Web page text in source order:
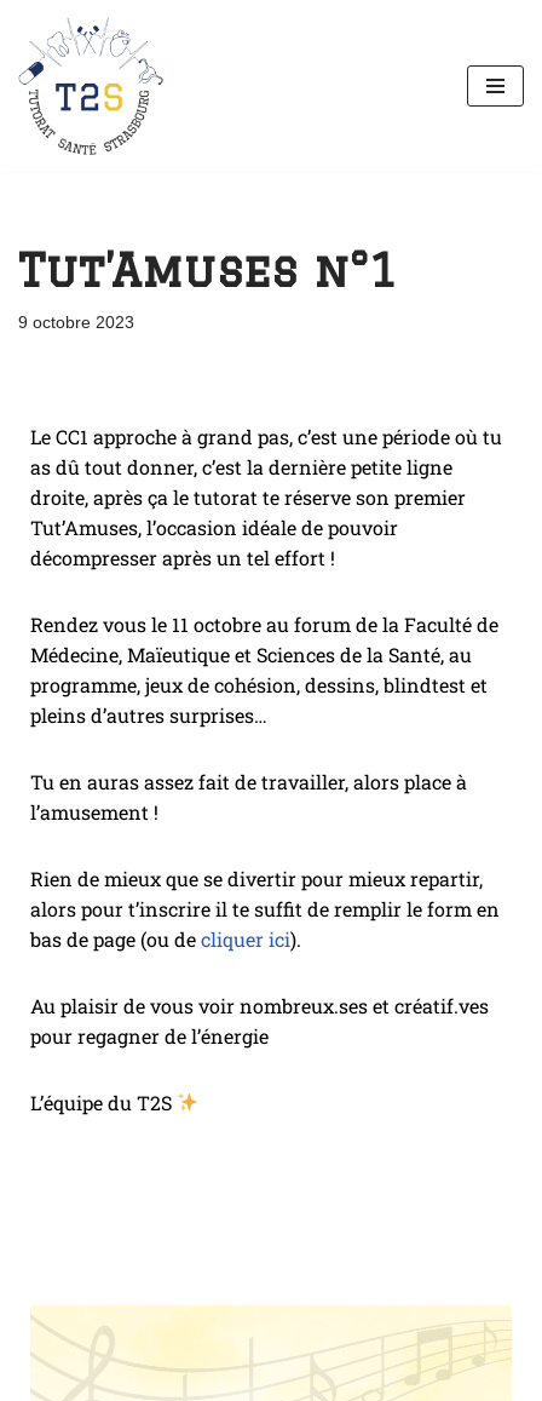
Aller
au
contenu
Tut’Amuses n°1
9 octobre 2023
Le CC1 approche à grand pas, c’est une période où tu
as dû tout donner, c’est la dernière petite ligne
droite, après ça le tutorat te réserve son premier
Tut’Amuses, l’occasion idéale de pouvoir
décompresser après un tel effort !
Rendez vous le 11 octobre au forum de la Faculté de
Médecine, Maïeutique et Sciences de la Santé, au
programme, jeux de cohésion, dessins, blindtest et
pleins d’autres surprises…
Tu en auras assez fait de travailler, alors place à
l’amusement !
Rien de mieux que se divertir pour mieux repartir,
alors pour t’inscrire il te suffit de remplir le form en
bas de page (ou decliquer ici).
Au plaisir de vous voir nombreux.ses et créatif.ves
pour regagner de l’énergie
L’équipe du T2S